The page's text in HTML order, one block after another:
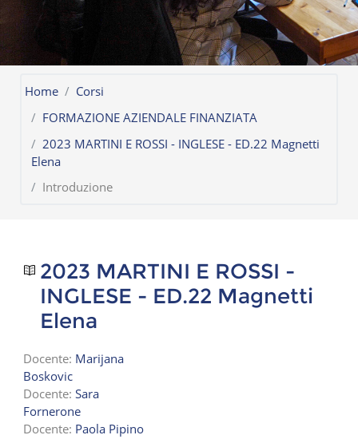
Home
Corsi
FORMAZIONE AZIENDALE FINANZIATA
2023 MARTINI E ROSSI - INGLESE - ED.22 Magnetti
Elena
Introduzione
2023 MARTINI E ROSSI -
INGLESE - ED.22 Magnetti
Elena
Docente: Marijana
Boskovic
Docente: Sara
Fornerone
Docente: Paola Pipino